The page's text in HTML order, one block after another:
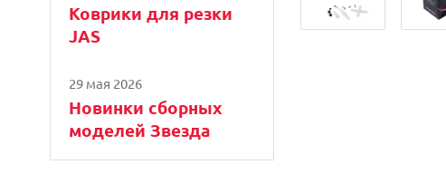
Коврики для резки
JAS
29 мая 2026
Новинки сборных
моделей Звезда